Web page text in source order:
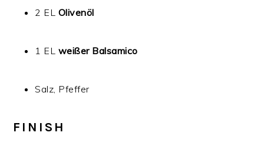
2 EL Olivenöl
1 EL weißer Balsamico
Salz, Pfeffer
FINISH